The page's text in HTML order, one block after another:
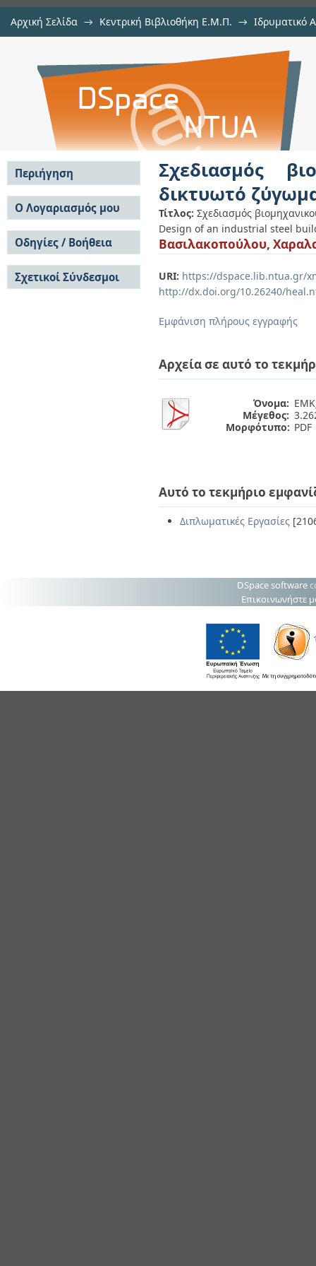
Αρχική Σελίδα → Κεντρική Βιβλιοθήκη Ε.Μ.Π. → Ιδρυματικό
Σχεδιασμός βιομηχανικού
Σχεδιασμός
δικτυωτό
Τίτλος: Σχεδιασμός
Design of an industrial steel
Βασιλακοπούλου,
URI: https://dspace.lib.ntua.gr/
http://dx.doi.org/10.26240/
Εμφάνιση πλήρους εγγραφής
Αρχεία σε αυτό το
Όνομα:
Μέγεθος:
Μορφότυπο: PDF
Αυτό το τεκμήριο
Διπλωματικές Εργασίες
Περιήγηση
Σε όλο το DSpace
Κοινότητες & Συλλογές
Ανά Ημερομηνία
Έκδοσης
Συγγραφείς
Τίτλοι
Θέματα
Ο Λογαριασμός μου
Σύνδεση
Εγγραφή
Οδηγίες / Βοήθεια
Οδηγίες Υποβολής
Οδηγίες Χρήσης ΙΑ
Συχνές Ερωτήσεις
Σχετικοί Σύνδεσμοι
DSpace software
Επικοινωνήστε